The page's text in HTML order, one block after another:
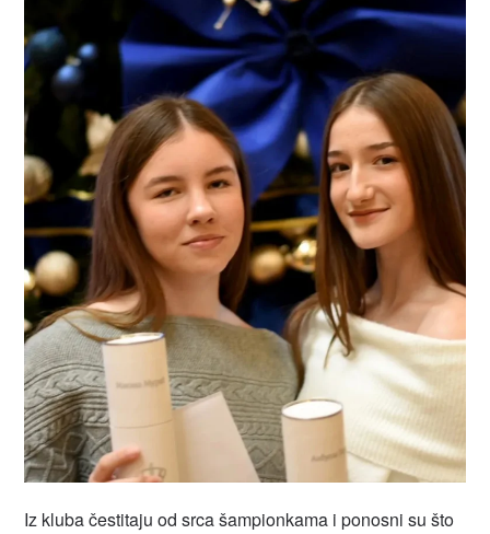
Iz kluba čestitaju od srca šampionkama i ponosni su što